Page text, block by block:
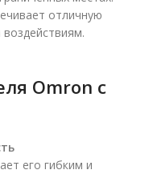
отличную
Omron с
его гибким и